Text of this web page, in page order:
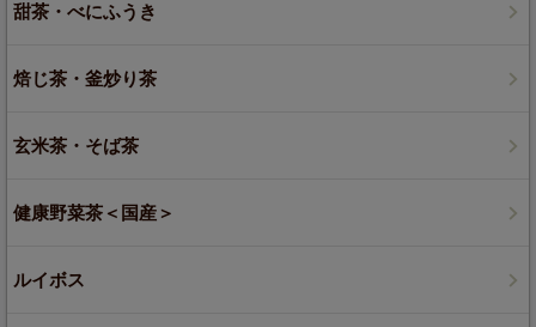
甜茶・べにふうき
焙じ茶・釜炒り茶
玄米茶・そば茶
健康野菜茶＜国産＞
ルイボス